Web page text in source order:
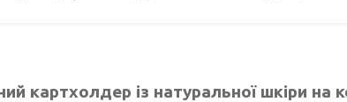
картхолдер із натуральної шкіри на